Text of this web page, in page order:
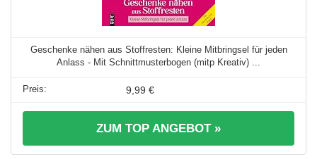
Geschenke nähen aus Stoffresten: Kleine Mitbringsel für jeden
Anlass - Mit Schnittmusterbogen (mitp Kreativ) ...
9,99 €
ZUM TOP ANGEBOT »